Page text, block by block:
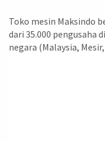
Toko mesin Maksindo
dari 35.000 pengusaha
negara (Malaysia,